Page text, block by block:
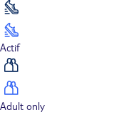
Actif
Adult only